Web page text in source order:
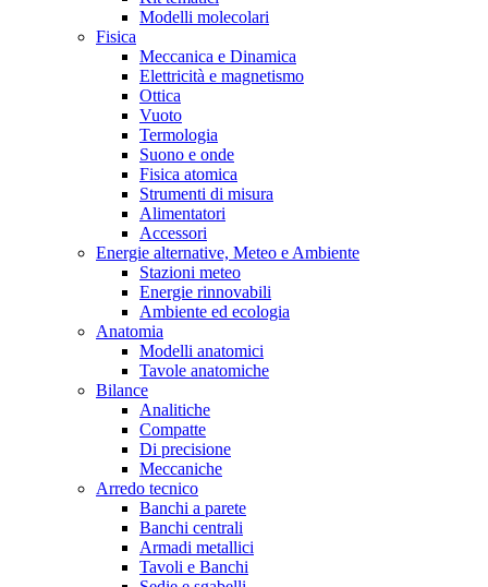
Modelli molecolari
Fisica
Meccanica e Dinamica
Elettricità e magnetismo
Ottica
Vuoto
Termologia
Suono e onde
Fisica atomica
Strumenti di misura
Alimentatori
Accessori
Energie alternative, Meteo e Ambiente
Stazioni meteo
Energie rinnovabili
Ambiente ed ecologia
Anatomia
Modelli anatomici
Tavole anatomiche
Bilance
Analitiche
Compatte
Di precisione
Meccaniche
Arredo tecnico
Banchi a parete
Banchi centrali
Armadi metallici
Tavoli e Banchi